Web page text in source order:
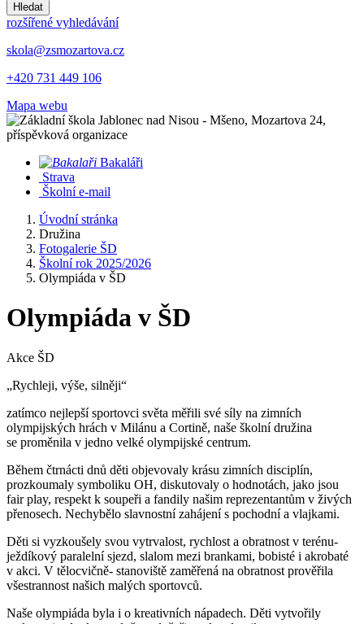
Hledat
rozšířené vyhledávání
skola@zsmozartova.cz
+420 731 449 106
Mapa webu
Bakaláři
Strava
Školní e-mail
Úvodní stránka
Družina
Fotogalerie ŠD
Školní rok 2025/2026
Olympiáda v ŠD
Olympiáda v ŠD
Akce ŠD
„Rychleji, výše, silněji“
zatímco nejlepší sportovci světa měřili své síly na zimních
olympijských hrách v Milánu a Cortině, naše školní družina
se proměnila v jedno velké olympijské centrum.
Během čtrnácti dnů děti objevovaly krásu zimních disciplín,
prozkoumaly symboliku OH, diskutovaly o hodnotách, jako jsou
fair play, respekt k soupeři a fandily našim reprezentantům v živých
přenosech. Nechybělo slavnostní zahájení s pochodní a vlajkami.
Děti si vyzkoušely svou vytrvalost, rychlost a obratnost v terénu-
ježdíkový paralelní sjezd, slalom mezi brankami, bobisté i akrobaté
v akci. V tělocvičně- stanoviště zaměřená na obratnost prověřila
všestrannost našich malých sportovců.
Naše olympiáda byla i o kreativních nápadech. Děti vytvořily